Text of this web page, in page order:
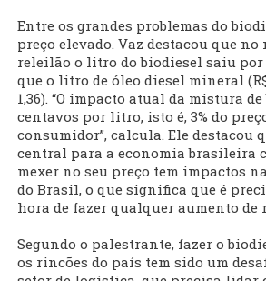
Entre os grandes problemas do
preço elevado. Vaz destacou que no
releilão o litro do biodiesel saiu por
que o litro de óleo diesel mineral
1,36). “O impacto atual da mistura
centavos por litro, isto é, 3% do
consumidor”, calcula. Ele destacou
central para a economia brasileira
mexer no seu preço tem impactos
do Brasil, o que significa que é
hora de fazer qualquer aumento de
Segundo o palestrante, fazer o
os rincões do país tem sido um